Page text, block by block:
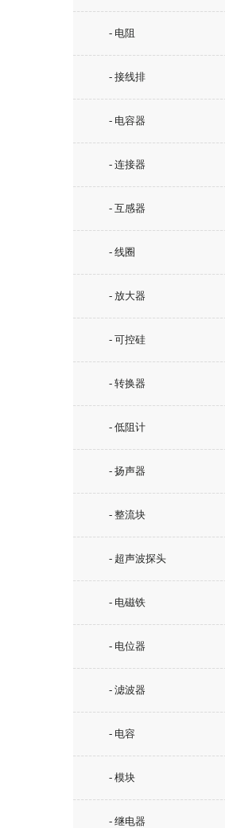
- 电阻
- 接线排
- 电容器
- 连接器
- 互感器
- 线圈
- 放大器
- 可控硅
- 转换器
- 低阻计
- 扬声器
- 整流块
- 超声波探头
- 电磁铁
- 电位器
- 滤波器
- 电容
- 模块
- 继电器